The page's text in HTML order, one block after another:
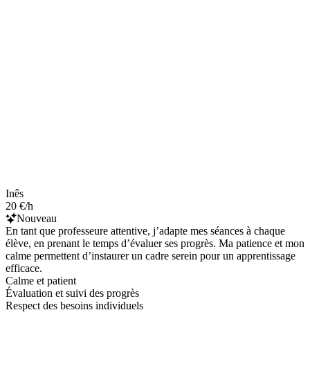
Inês
20 €/h
Nouveau
En tant que professeure attentive, j’adapte mes séances à chaque
élève, en prenant le temps d’évaluer ses progrès. Ma patience et mon
calme permettent d’instaurer un cadre serein pour un apprentissage
efficace.
Calme et patient
Évaluation et suivi des progrès
Respect des besoins individuels